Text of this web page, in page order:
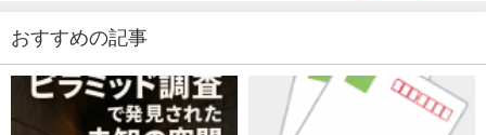
おすすめの記事